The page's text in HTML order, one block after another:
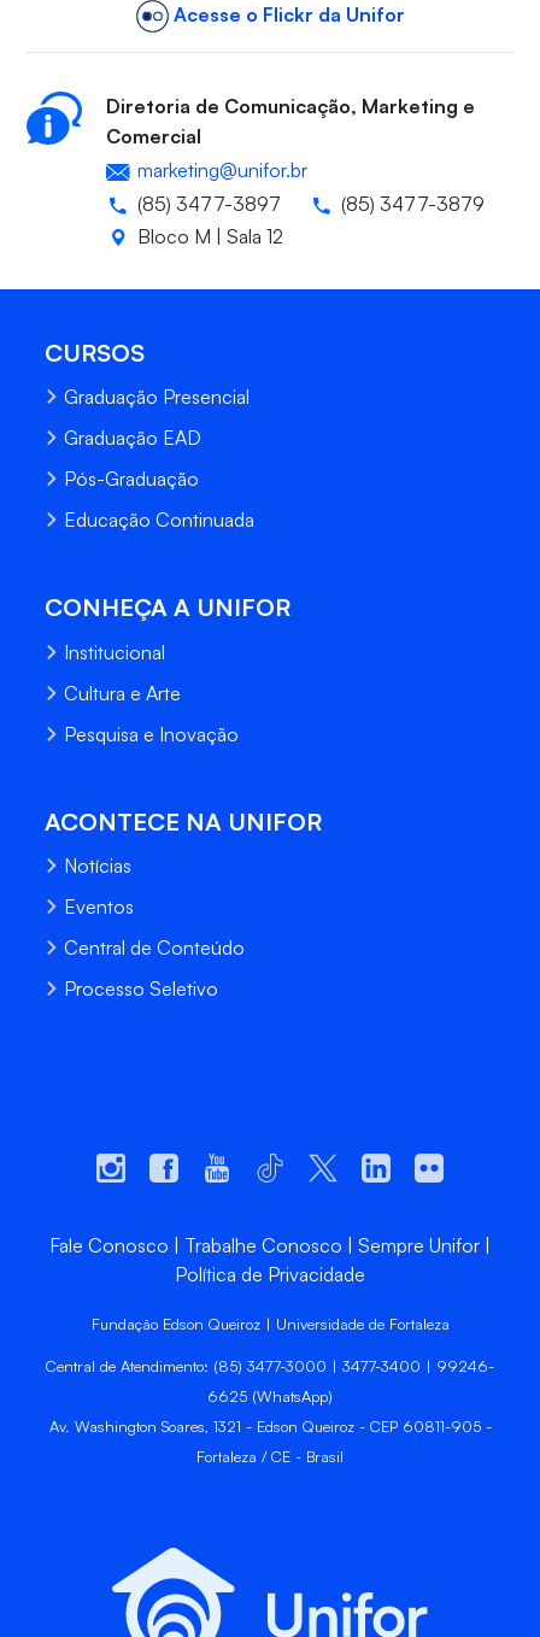
Acesse o Flickr da Unifor
Diretoria de Comunicação, Marketing e
Comercial
marketing@unifor.br
(85) 3477-3897
(85) 3477-3879
Bloco M | Sala 12
CURSOS
Graduação Presencial
Graduação EAD
Pós-Graduação
Educação Continuada
CONHEÇA A UNIFOR
Institucional
Cultura e Arte
Pesquisa e Inovação
ACONTECE NA UNIFOR
Notícias
Eventos
Central de Conteúdo
Processo Seletivo
Fale Conosco Trabalhe Conosco
Sempre Unifor
Política de Privacidade
Fundação Edson Queiroz | Universidade de Fortaleza
Central de Atendimento: (85) 3477-3000 | 3477-3400 | 99246-
6625 (WhatsApp)
Av. Washington Soares, 1321 - Edson Queiroz - CEP 60811-905 -
Fortaleza / CE - Brasil